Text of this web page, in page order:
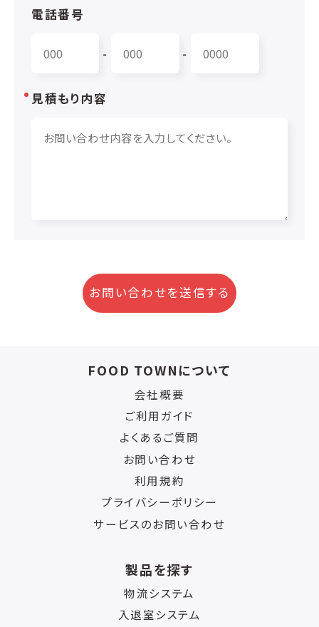
電話番号
- -
見積もり内容
お問い合わせを送信する
FOOD TOWNについて
会社概要
ご利用ガイド
よくあるご質問
お問い合わせ
利用規約
プライバシーポリシー
サービスのお問い合わせ
製品を探す
物流システム
入退室システム